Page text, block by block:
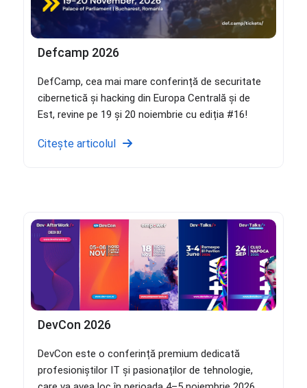
Defcamp 2026
DefCamp, cea mai mare conferință de securitate
cibernetică și hacking din Europa Centrală și de
Est, revine pe 19 și 20 noiembrie cu ediția #16!
Citește articolul
DevCon 2026
DevCon este o conferință premium dedicată
profesioniștilor IT și pasionaților de tehnologie,